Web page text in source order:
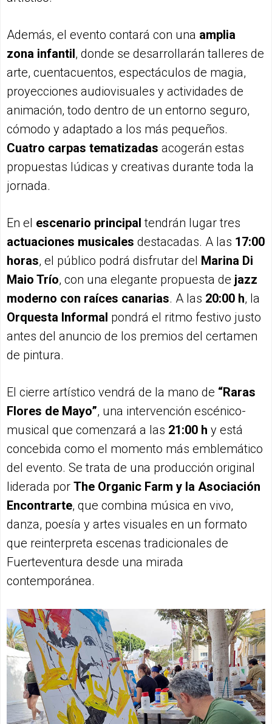
Además, el evento contará con una amplia
zona infantil, donde se desarrollarán talleres de
arte, cuentacuentos, espectáculos de magia,
proyecciones audiovisuales y actividades de
animación, todo dentro de un entorno seguro,
cómodo y adaptado a los más pequeños.
Cuatro carpas tematizadas acogerán estas
propuestas lúdicas y creativas durante toda la
jornada.
En el escenario principal tendrán lugar tres
actuaciones musicales destacadas. A las 17:00
horas, el público podrá disfrutar del Marina Di
Maio Trío, con una elegante propuesta de jazz
moderno con raíces canarias. A las 20:00 h, la
Orquesta Informal pondrá el ritmo festivo justo
antes del anuncio de los premios del certamen
de pintura.
El cierre artístico vendrá de la mano de “Raras
Flores de Mayo”, una intervención escénico-
musical que comenzará a las 21:00 h y está
concebida como el momento más emblemático
del evento. Se trata de una producción original
liderada por The Organic Farm y la Asociación
Encontrarte, que combina música en vivo,
danza, poesía y artes visuales en un formato
que reinterpreta escenas tradicionales de
Fuerteventura desde una mirada
contemporánea.